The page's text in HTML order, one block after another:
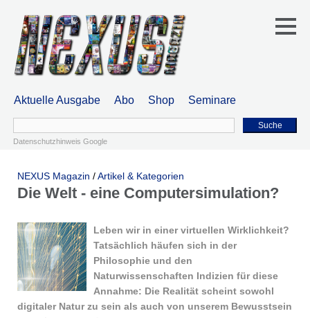
Aktuelle Ausgabe Abo Shop Seminare
Suche
Datenschutzhinweis Google
NEXUS Magazin /Artikel & Kategorien
Die Welt - eine Computersimulation?
Leben wir in einer virtuellen Wirklichkeit?
Tatsächlich häufen sich in der
Philosophie und den
Naturwissenschaften Indizien für diese
Annahme: Die Realität scheint sowohl
digitaler Natur zu sein als auch von unserem Bewusstsein